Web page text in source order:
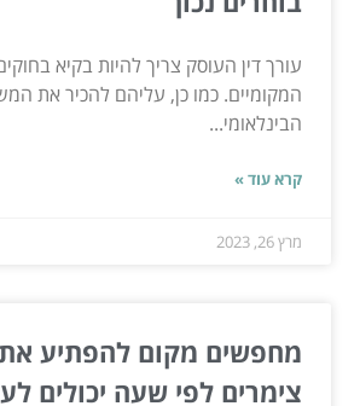
עורך דין העוסק צריך להיות בקיא
המקומיים. כמו כן, עליהם להכיר את
הבינלאומי...
קרא עוד »
מרץ 26, 2023
מחפשים מקום להפתיע
צימרים לפי שעה יכולים